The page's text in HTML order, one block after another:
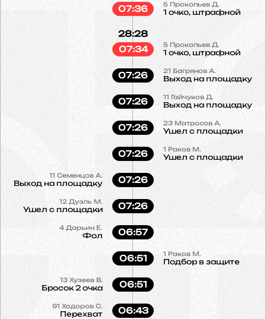
5 Прокопьев Д.
1 очко, штрафной
07:36
5 Прокопьев Д.
1 очко, штрафной
28:28
07:34
21 Багрянов А.
Выход на площадку
07:26
11 Гайчуков Д.
Выход на площадку
07:26
23Матросов А.
Ушел с площадки
07:26
1 Раков М.
Ушел с площадки
07:26
11 Семенцов А.
Выход на площадку 07:26
12 Дуэль М.
Ушел с площадки 07:26
4 Дарьин Е.
Фол 06:57
1Раков М.
Подбор в защите
06:51
13 Хузеев В.
Бросок 2 очка 06:51
91 Ходоров С.
Перехват 06:43